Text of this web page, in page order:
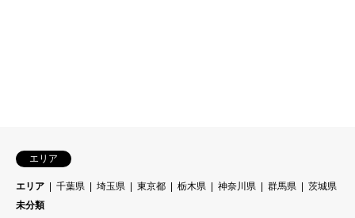
エリア
エリア 千葉県 埼玉県 東京都 栃木県 神奈川県 群馬県
茨城県
未分類